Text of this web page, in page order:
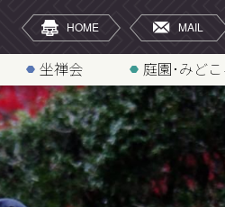
坐禅会 庭園･みどこ